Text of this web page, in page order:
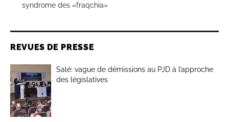
syndrome des «fraqchia»
REVUES DE PRESSE
Salé: vague de démissions au PJD à l’approche
des législatives